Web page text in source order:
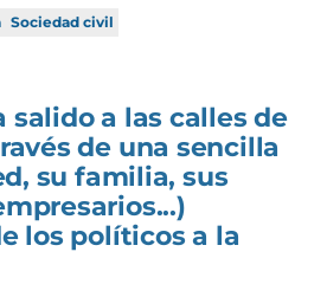
Sociedad civil
salido a las calles de
de una sencilla
su familia, sus
los políticos a la